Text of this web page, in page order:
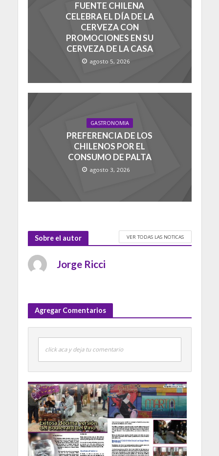
FUENTE CHILENA
CELEBRA EL DÍA DE LA
CERVEZA CON
PROMOCIONES EN SU
CERVEZA DE LA CASA
agosto 5, 2026
GASTRONOMIA
PREFERENCIA DE LOS
CHILENOS POR EL
CONSUMO DE PALTA
agosto 3, 2026
Sobre el autor VER TODAS LAS NOTICAS
Jorge Ricci
Agregar Comentarios
click aca y deja tu comentario